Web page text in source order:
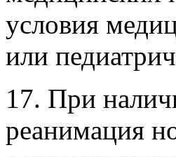
условия
или
17. При
реанимация